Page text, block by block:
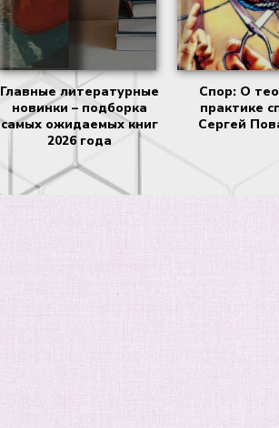
Главные литературные
новинки – подборка
самых ожидаемых книг
2026 года
Спор: О
практике
Сергей